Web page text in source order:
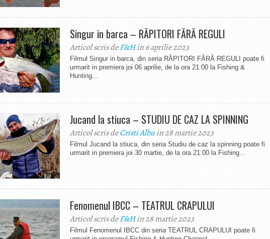
Singur in barca – RĂPITORI FĂRĂ REGULI
Articol scris deF&Hin 6 aprilie 2023
Filmul Singur in barca, din seria RĂPITORI FĂRĂ REGULI poate fi
urmarit in premiera joi 06 aprilie, de la ora 21:00 la Fishing &
Hunting...
Jucand la stiuca – STUDIU DE CAZ LA SPINNING
Articol scris deCristi Albuin 28 martie 2023
Filmul Jucand la stiuca, din seria Studiu de caz la spinning poate fi
urmarit in premiera joi 30 martie, de la ora 21:00 la Fishing...
Fenomenul IBCC – TEATRUL CRAPULUI
Articol scris deF&Hin 28 martie 2023
Filmul Fenomenul IBCC din seria TEATRUL CRAPULUI poate fi